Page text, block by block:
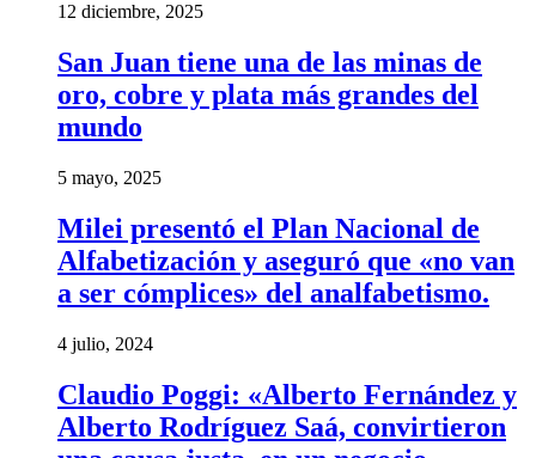
12 diciembre, 2025
San Juan tiene una de las minas de
oro, cobre y plata más grandes del
mundo
5 mayo, 2025
Milei presentó el Plan Nacional de
Alfabetización y aseguró que «no van
a ser cómplices» del analfabetismo.
4 julio, 2024
Claudio Poggi: «Alberto Fernández y
Alberto Rodríguez Saá, convirtieron